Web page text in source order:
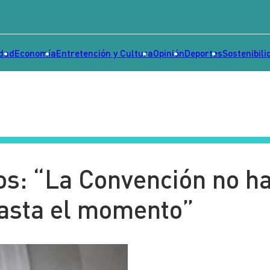
EconomíaEntretención y CulturaOpiniónDeportes
“La Convención no
el momento”